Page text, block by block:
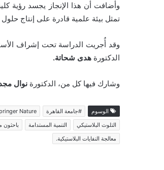
وأضافت أن هذا الإنجاز يجسد رؤية
تمثل بيئة علمية قادرة على إنتاج
وقد أُجريت الدراسة تحت إشراف
الدكتورة هدى شحاتة.
وشارك فيها كل من، الدكتورة نوال
الوسوم #جامعة القاهرة Nature
التلوث البلاستيكي
التنمية المستدامة
معالجة النفايات البلاستيكية.